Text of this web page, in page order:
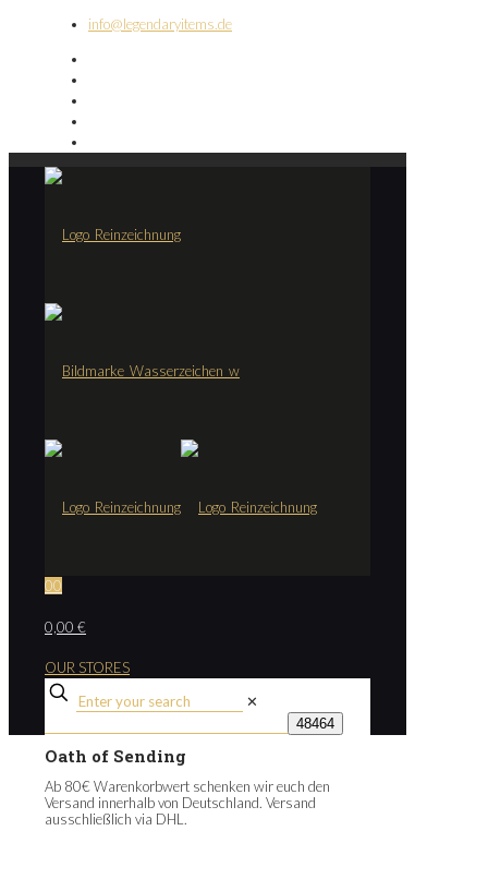
info@legendaryitems.de
00
0,00 €
OUR STORES
✕
Oath of Sending
Ab 80€ Warenkorbwert schenken wir euch den
Versand innerhalb von Deutschland. Versand
ausschließlich via DHL.